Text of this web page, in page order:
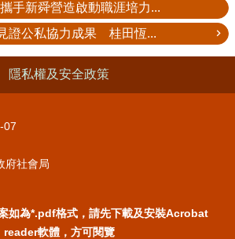
手新舜營造啟動職涯培力...
證公私協力成果 桂田恆...
隱私權及安全政策
07
府社會局
如為*.pdf格式，請先下載及安裝Acrobat
reader軟體，方可閱覽